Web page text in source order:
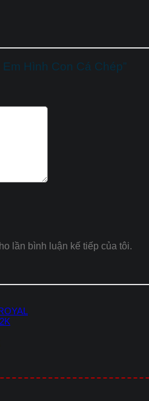
Hình Con Cá Chép”
lần bình luận kế tiếp của tôi.